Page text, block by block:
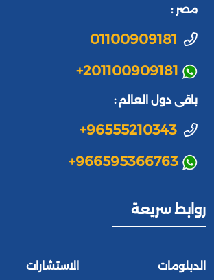
مصر :
01100909181
+201100909181
باقى دول العالم :
+96555210343
+966595366763
روابط سريعة
الدبلومات الاستشارات